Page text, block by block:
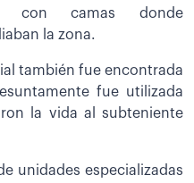
con camas donde
la zona.
también fue encontrada
fue utilizada
la vida al subteniente
unidades especializadas